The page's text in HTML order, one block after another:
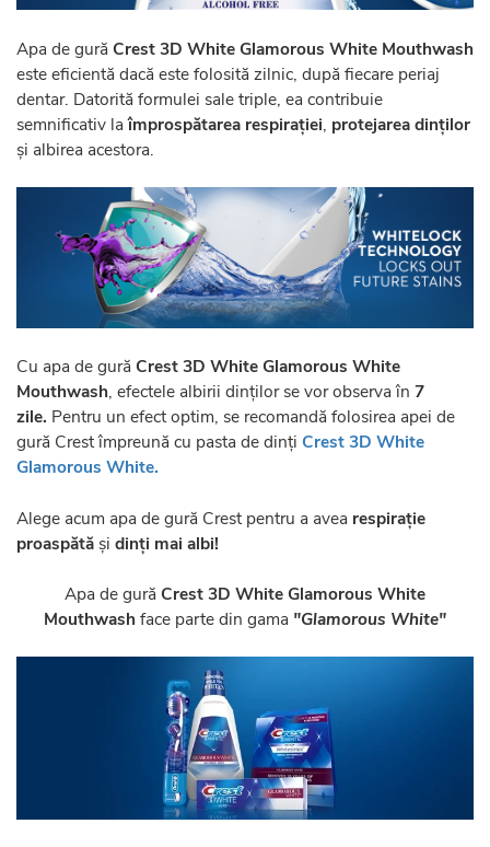
Apa de gură Crest 3D White Glamorous White Mouthwash
este eficientă dacă este folosită zilnic, după fiecare periaj
dentar. Datorită formulei sale triple, ea contribuie
semnificativ laîmprospătarea respirației, protejarea dinților
și albirea acestora.
Cu apa de gură Crest 3D White Glamorous White
Mouthwash, efectele albirii dinților se vor observa în 7
zile. Pentru un efect optim, se recomandă folosirea apei de
gură Crest împreună cu pasta de dinți Crest 3D White
Glamorous White.
Alege acum apa de gură Crest pentru a avea respirație
proaspătă și dinți mai albi!
Apa de gură Crest 3D White Glamorous White
Mouthwash face parte din gama "Glamorous White"